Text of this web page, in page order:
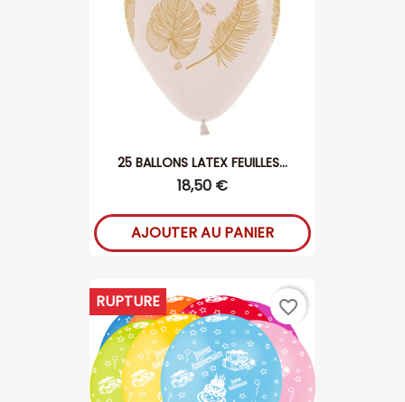
25 BALLONS LATEX FEUILLES...
18,50 €
AJOUTER AU PANIER
RUPTURE favorite_border